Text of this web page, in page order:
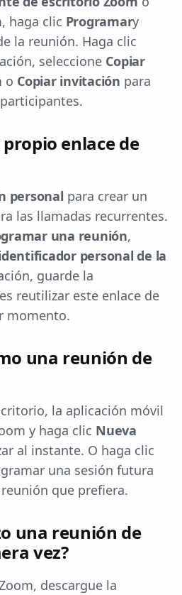
, haga clic Programary
la reunión. Haga clic
seleccione Copiar
o Copiar invitación para
enlace de
personal para crear un
las llamadas recurrentes.
una reunión,
personal de la
guarde la
reutilizar este enlace de
momento.
una reunión de
la aplicación móvil
y haga clic Nueva
al instante. O haga clic
una sesión futura
que prefiera.
una reunión de
vez?
descargue la